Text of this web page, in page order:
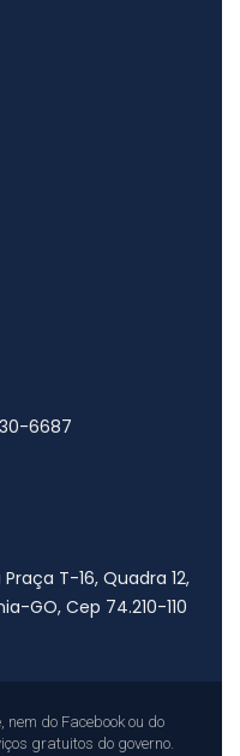
6687
T-16, Quadra 12,
GO, Cep 74.210-110
do Facebook ou do
gratuitos do governo.